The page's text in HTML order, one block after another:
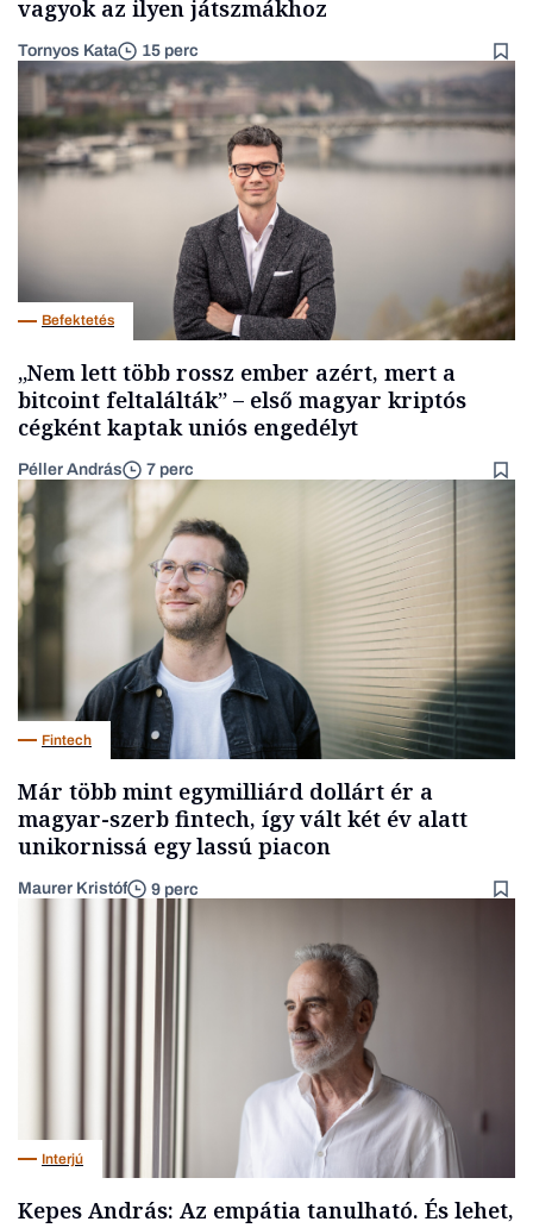
vagyok az ilyen játszmákhoz
Tornyos Kata 15 perc
Befektetés
„Nem lett több rossz ember azért, mert a
bitcoint feltalálták” – első magyar kriptós
cégként kaptak uniós engedélyt
Péller András 7 perc
Fintech
Már több mint egymilliárd dollárt ér a
magyar-szerb fintech, így vált két év alatt
unikornissá egy lassú piacon
Maurer Kristóf 9 perc
Interjú
Kepes András: Az empátia tanulható. És lehet,